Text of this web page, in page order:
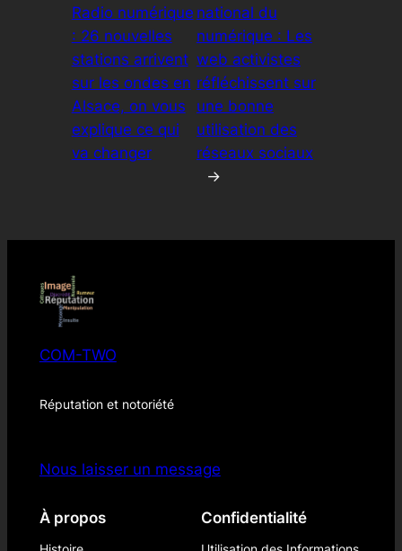
Radio numérique
: 26 nouvelles
stations arrivent
sur les ondes en
Alsace, on vous
explique ce qui
va changer
national du
numérique : Les
web activistes
réfléchissent sur
une bonne
utilisation des
réseaux sociaux
→
COM-TWO
Réputation et notoriété
Nous laisser un message
À propos Confidentialité